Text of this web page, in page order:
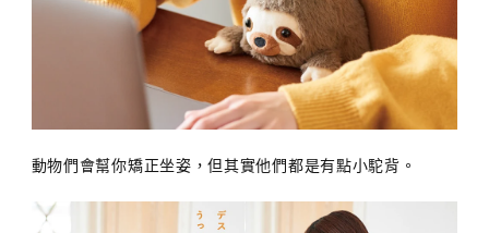
動物們會幫你矯正坐姿，但其實他們都是有點小駝背。